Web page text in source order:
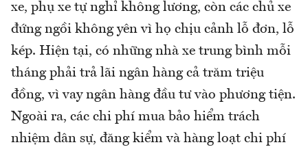
xe, phụ xe tự nghỉ không lương, còn các chủ xe
đứng ngồi không yên vì họ chịu cảnh lỗ đơn, lỗ
kép. Hiện tại, có những nhà xe trung bình mỗi
tháng phải trả lãi ngân hàng cả trăm triệu
đồng, vì vay ngân hàng đầu tư vào phương tiện.
Ngoài ra, các chi phí mua bảo hiểm trách
nhiệm dân sự, đăng kiểm và hàng loạt chi phí